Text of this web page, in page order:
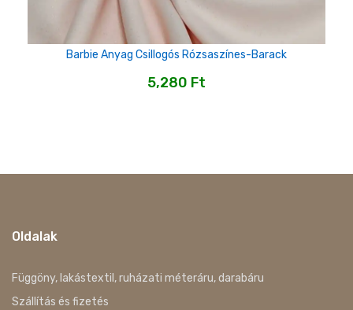
Barbie Anyag Csillogós Rózsaszínes-Barack
5,280 Ft
Oldalak
Függöny, lakástextil, ruházati méteráru, darabáru
Szállítás és fizetés